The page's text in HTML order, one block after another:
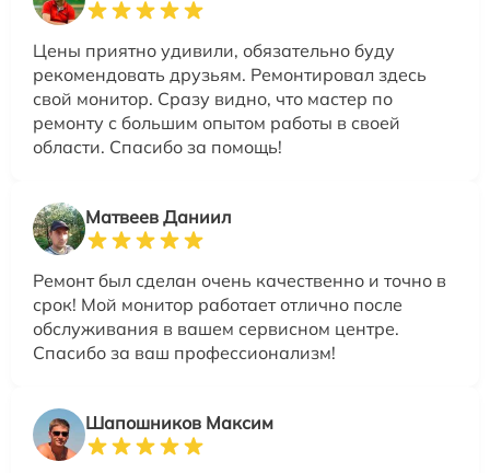
Цены приятно удивили, обязательно буду
рекомендовать друзьям. Ремонтировал здесь
свой монитор. Сразу видно, что мастер по
ремонту с большим опытом работы в своей
области. Спасибо за помощь!
Матвеев Даниил
Ремонт был сделан очень качественно и точно в
срок! Мой монитор работает отлично после
обслуживания в вашем сервисном центре.
Спасибо за ваш профессионализм!
Шапошников Максим